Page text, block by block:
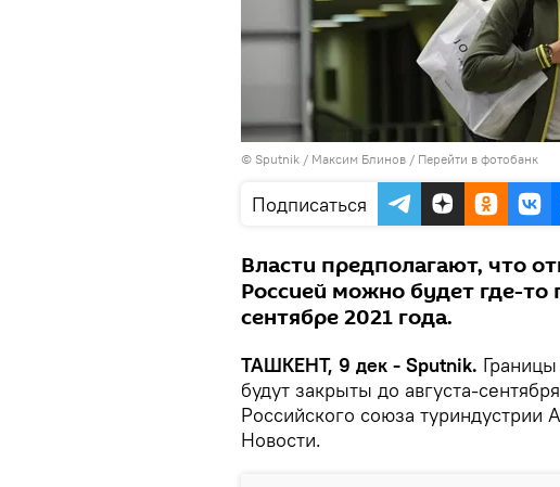
© Sputnik / Максим Блинов / Перейти в фотобанк
Подписаться
Власти предполагают, что
Россией можно будет где-то
сентябре 2021 года.
ТАШКЕНТ, 9 дек - Sputnik.
будут закрыты до августа-
Российского союза
Новости.